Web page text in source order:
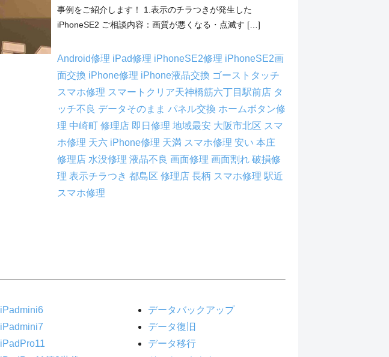
事例をご紹介します！ 1.表示のチラつきが発生した
iPhoneSE2 ご相談内容：画質が悪くなる・点滅す […]
Android修理 iPad修理 iPhoneSE2修理 iPhoneSE2画
面交換 iPhone修理 iPhone液晶交換 ゴーストタッチ
スマホ修理 スマートクリア天神橋筋六丁目駅前店 タ
ッチ不良 データそのまま パネル交換 ホームボタン修
理 中崎町 修理店 即日修理 地域最安 大阪市北区 スマ
ホ修理 天六 iPhone修理 天満 スマホ修理 安い 本庄
修理店 水没修理 液晶不良 画面修理 画面割れ 破損修
理 表示チラつき 都島区 修理店 長柄 スマホ修理 駅近
スマホ修理
iPadmini6
iPadmini7
iPadPro11
データバックアップ
データ復旧
データ移行